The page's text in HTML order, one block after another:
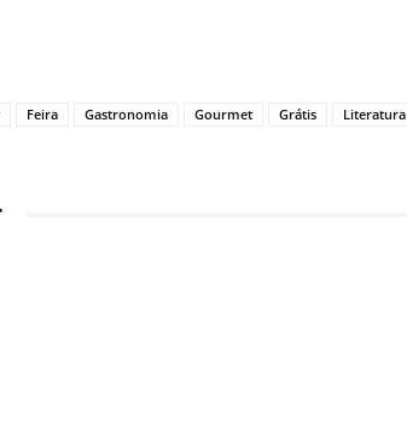
Feira Gastronomia Gourmet Grátis Literatura